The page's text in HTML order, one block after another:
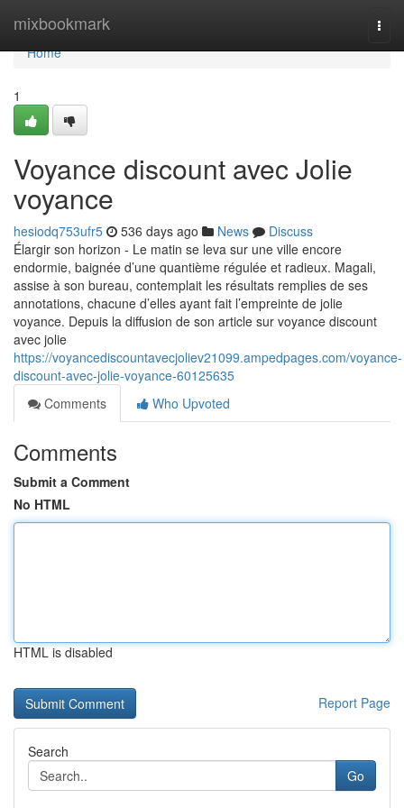
mixbookmark
Home
Home
1
Voyance discount avec Jolie
voyance
hesiodq753ufr5 536 days ago News
Discuss
Élargir son horizon - Le matin se leva sur une ville encore
endormie, baignée d’une quantième régulée et radieux. Magali,
assise à son bureau, contemplait les résultats remplies de ses
annotations, chacune d’elles ayant fait l’empreinte de jolie
voyance. Depuis la diffusion de son article sur voyance discount
avec jolie
https://voyancediscountavecjoliev21099.ampedpages.com/voyance-
discount-avec-jolie-voyance-60125635
Comments
Who Upvoted
Comments
Submit a Comment
No HTML
HTML is disabled
Report Page
Search
Go